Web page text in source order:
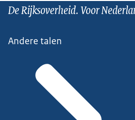
De Rijksoverheid. Voor
Andere talen